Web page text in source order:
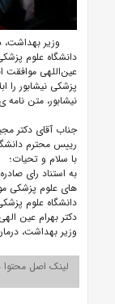
وزیر
دانشگاه علوم
عین‌اللهی موافقت
پزشکی نیشابور را
نیشابور، متن
جناب آقای دکتر
رییس محترم
با سلام و تحیات؛
به استناد رای
دانشگاه علوم
دکتر بهرام عین الهی
وزیر بهداشت،
لینک اصل